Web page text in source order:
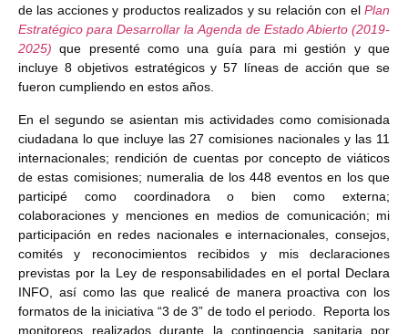
de las acciones y productos realizados y su relación con el Plan
Estratégico para Desarrollar la Agenda de Estado Abierto (2019-
2025) que presenté como una guía para mi gestión y que
incluye 8 objetivos estratégicos y 57 líneas de acción que se
fueron cumpliendo en estos años.
En el segundo se asientan mis actividades como comisionada
ciudadana lo que incluye las 27 comisiones nacionales y las 11
internacionales; rendición de cuentas por concepto de viáticos
de estas comisiones; numeralia de los 448 eventos en los que
participé como coordinadora o bien como externa;
colaboraciones y menciones en medios de comunicación; mi
participación en redes nacionales e internacionales, consejos,
comités y reconocimientos recibidos y mis declaraciones
previstas por la Ley de responsabilidades en el portal Declara
INFO, así como las que realicé de manera proactiva con los
formatos de la iniciativa “3 de 3” de todo el periodo. Reporta los
monitoreos realizados durante la contingencia sanitaria por